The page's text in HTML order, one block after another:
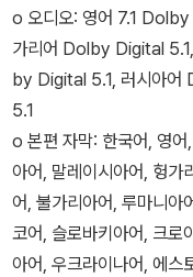
o 오디오: 영어 7.1
가리어 Dolby Digital
by Digital 5.1, 러시아
5.1
o 본편 자막: 한국어, 영어
아어, 말레이시아어, 헝가
어, 불가리아어, 루마니아
코어, 슬로바키아어, 크로
아어, 우크라이나어, 에스